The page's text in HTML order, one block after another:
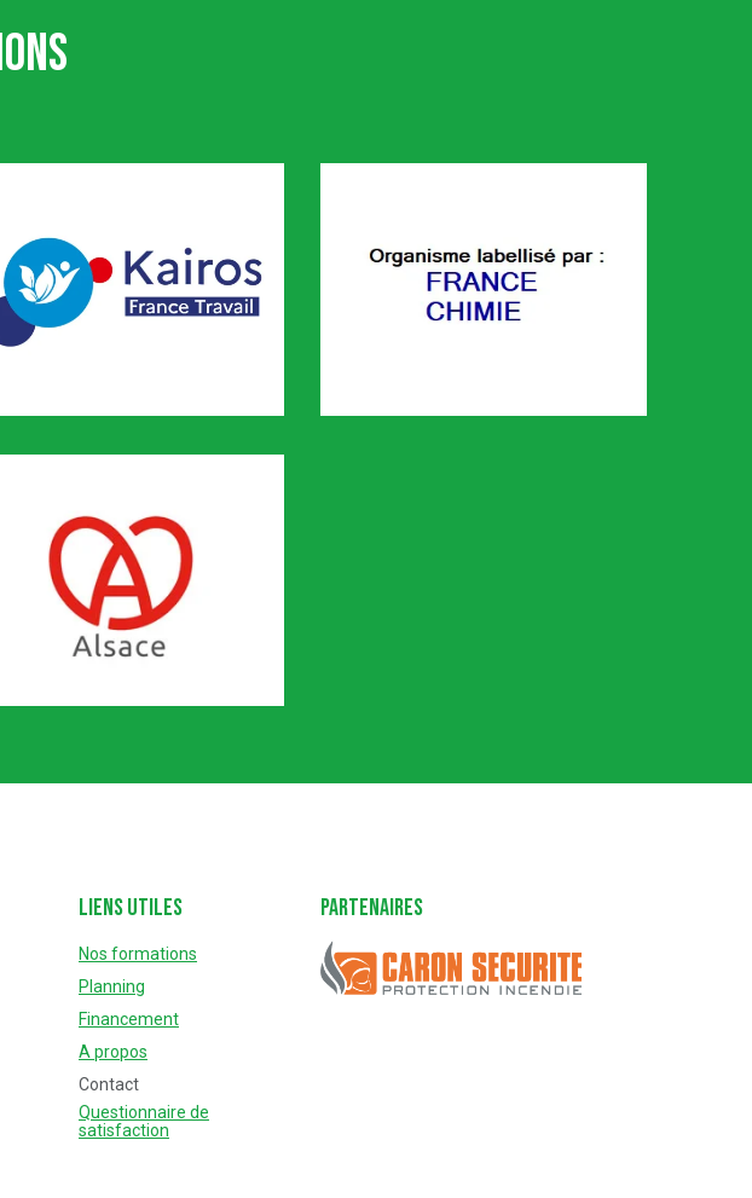
2020
FORMATION est référencé sur le portail KAIROS de Pôle emploi. Cette plaforme
FRANCE CHIMIE
n° 5619
Liens utiles
Nos formations
Planning
Financement
A propos
Contact
Questionnaire de
satisfaction
Partenaires
Caron Sécurité